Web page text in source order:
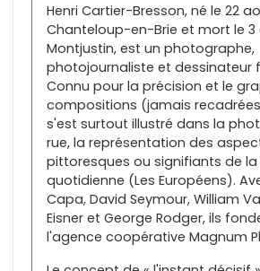
Henri Cartier-Bresson, né le 22
Chanteloup-en-Brie et mort le 3
Montjustin, est un photographe,
photojournaliste et dessinateur
Connu pour la précision et le
compositions (jamais
s'est surtout illustré dans la
rue, la représentation des
pittoresques ou signifiants de la
quotidienne (Les Européens).
Capa, David Seymour, William
Eisner et George Rodger, ils
l'agence coopérative Magnum